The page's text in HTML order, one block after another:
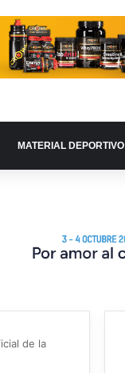
MATERIAL DEPORTIVO
de la